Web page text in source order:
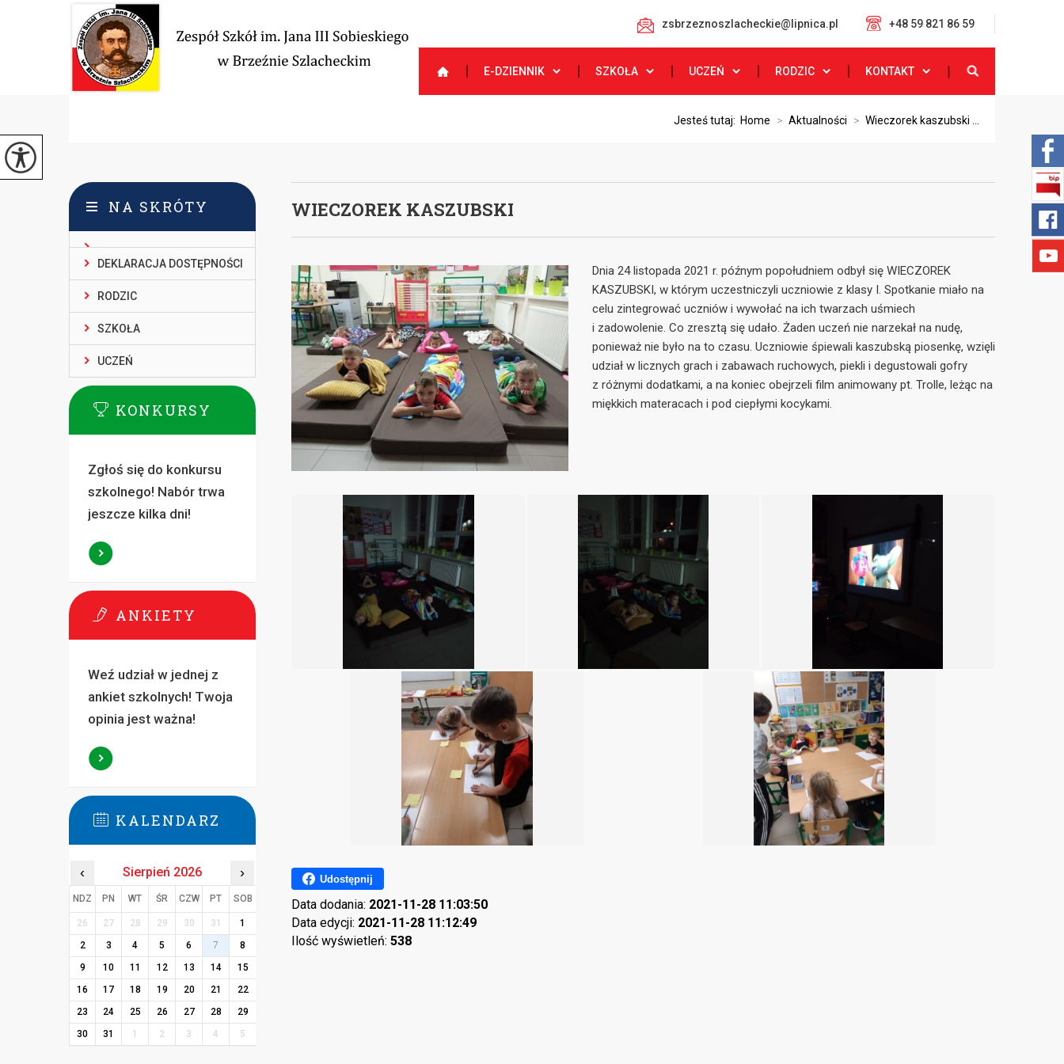
zsbrzeznoszlacheckie@lipnica.pl +48 59 821 86 59
E-DZIENNIK SZKOŁA UCZEŃ RODZIC KONTAKT
Jesteś tutaj: Home > Aktualności > Wieczorek kaszubski ...
WIECZOREK KASZUBSKI
Dnia 24 listopada 2021 r. późnym popołudniem odbył się WIECZOREK
KASZUBSKI, w którym uczestniczyli uczniowie z klasy I. Spotkanie miało na
celu zintegrować uczniów i wywołać na ich twarzach uśmiech
i zadowolenie. Co zresztą się udało. Żaden uczeń nie narzekał na nudę,
ponieważ nie było na to czasu. Uczniowie śpiewali kaszubską piosenkę, wzięli
udział w licznych grach i zabawach ruchowych, piekli i degustowali gofry
z różnymi dodatkami, a na koniec obejrzeli film animowany pt. Trolle, leżąc na
miękkich materacach i pod ciepłymi kocykami.
Udostępnij
Data dodania: 2021-11-28 11:03:50
Data edycji: 2021-11-28 11:12:49
Ilość wyświetleń: 538
NA SKRÓTY
DEKLARACJA DOSTĘPNOŚCI
RODZIC
SZKOŁA
UCZEŃ
KONKURSY
Zgłoś się do konkursu
szkolnego! Nabór trwa
jeszcze kilka dni!
ANKIETY
Weź udział w jednej z
ankiet szkolnych! Twoja
opinia jest ważna!
KALENDARZ
‹ Sierpień 2026 ›
NDZ PN WT ŚR CZW PT SOB
26 27 28 29 30 31
1
2
3 4 5 6 7
8
9
10 11 12 13 14
15
16
17 18 19 20 21
22
23
24 25 26 27 28
29
30
31 1 2 3 4 5